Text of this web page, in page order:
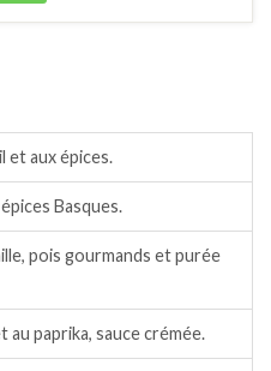
et aux épices.
Basques.
pois gourmands et purée
paprika, sauce crémée.